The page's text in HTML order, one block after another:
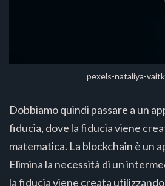
pexels-nataliya-
Dobbiamo quindi passare a un
fiducia, dove la fiducia viene
matematica. La blockchain è un
Elimina la necessità di un
la fiducia viene creata